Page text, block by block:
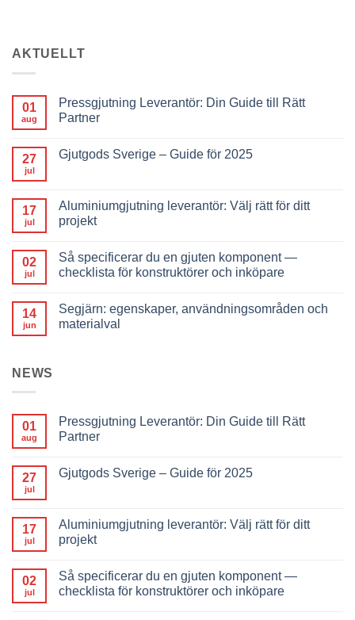
AKTUELLT
01
aug
Pressgjutning Leverantör: Din Guide till Rätt
Partner
27
jul
Gjutgods Sverige – Guide för 2025
17
jul
Aluminiumgjutning leverantör: Välj rätt för ditt
projekt
02
jul
Så specificerar du en gjuten komponent —
checklista för konstruktörer och inköpare
14
jun
Segjärn: egenskaper, användningsområden och
materialval
NEWS
01
aug
Pressgjutning Leverantör: Din Guide till Rätt
Partner
27
jul
Gjutgods Sverige – Guide för 2025
17
jul
Aluminiumgjutning leverantör: Välj rätt för ditt
projekt
02
jul
Så specificerar du en gjuten komponent —
checklista för konstruktörer och inköpare